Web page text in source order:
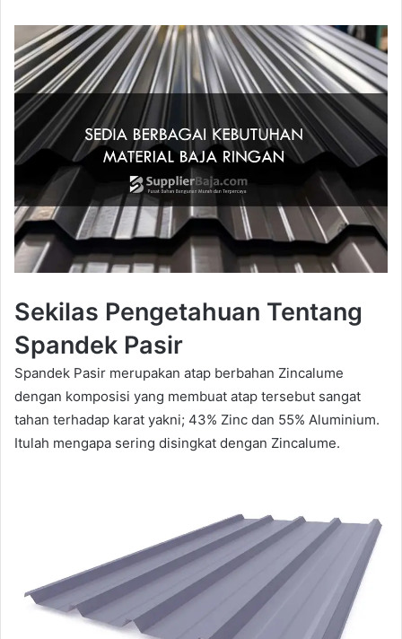
Sekilas Pengetahuan Tentang
Spandek Pasir
Spandek Pasir merupakan atap berbahan Zincalume
dengan komposisi yang membuat atap tersebut sangat
tahan terhadap karat yakni; 43% Zinc dan 55% Aluminium.
Itulah mengapa sering disingkat dengan Zincalume.